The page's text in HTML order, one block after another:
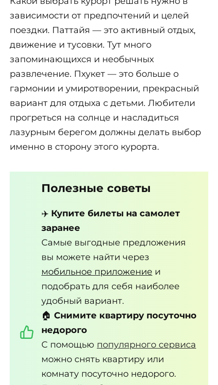
зависимости от предпочтений и целей
поездки. Паттайя — это активный отдых,
движение и тусовки. Тут много
запоминающихся и необычных
развлечение. Пхукет — это больше о
гармонии и умиротворении, прекрасный
вариант для отдыха с детьми. Любители
прогреться на солнце и насладиться
лазурным берегом должны делать выбор
именно в сторону этого курорта.
Полезные советы
✈️ Купите билеты на самолет
заранее
Самые выгодные предложения
вы можете найти через
мобильное приложение и
подобрать для себя наиболее
удобный вариант.
🏠 Снимите квартиру посуточно
недорого
С помощью популярного сервиса
можно снять квартиру или
комнату посуточно недорого.